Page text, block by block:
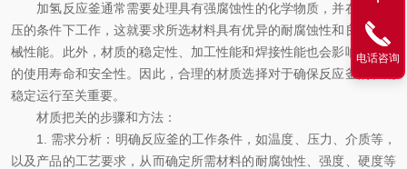
加氢反应釜通常需要处理具有强腐蚀性的化学物质，并在高温高
压的条件下工作，这就要求所选材料具有优异的耐腐蚀性和良好的机
械性能。此外，材质的稳定性、加工性能和焊接性能也会影响反应釜
的使用寿命和安全性。因此，合理的材质选择对于确保反应釜的长期
稳定运行至关重要。
材质把关的步骤和方法：
1. 需求分析：明确反应釜的工作条件，如温度、压力、介质等，
以及产品的工艺要求，从而确定所需材料的耐腐蚀性、强度、硬度等
电话咨询